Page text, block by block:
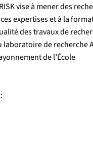
vise à mener des
expertises et à la
des travaux de
de recherche
de l’École